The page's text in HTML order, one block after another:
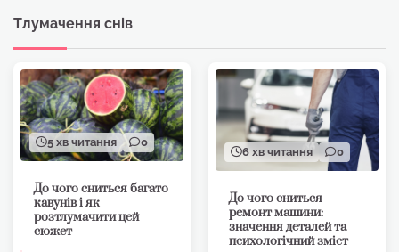
Тлумачення снів
5 хв читання 0
До чого сниться багато
кавунів і як
розтлумачити цей
сюжет
6 хв читання 0
До чого сниться
ремонт машини:
значення деталей та
психологічний зміст